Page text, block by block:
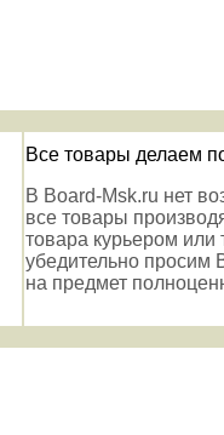
Все товары делаем
В Board-Msk.ru нет
все товары
товара курьером или
убедительно просим
на предмет